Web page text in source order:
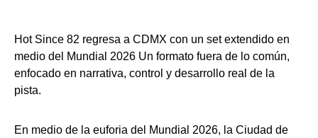
Hot Since 82 regresa a CDMX con un set extendido en
medio del Mundial 2026 Un formato fuera de lo común,
enfocado en narrativa, control y desarrollo real de la
pista.
En medio de la euforia del Mundial 2026, la Ciudad de